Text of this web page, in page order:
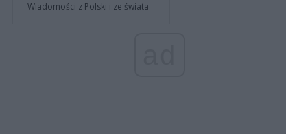
Wiadomości z Polski i ze świata